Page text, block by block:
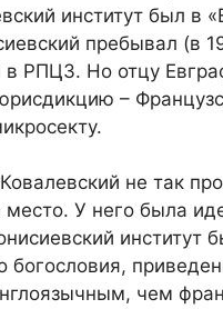
институт был в
пребывал (в
РПЦЗ. Но отцу
–
не так
место. У него была
институт
богословия,
чем